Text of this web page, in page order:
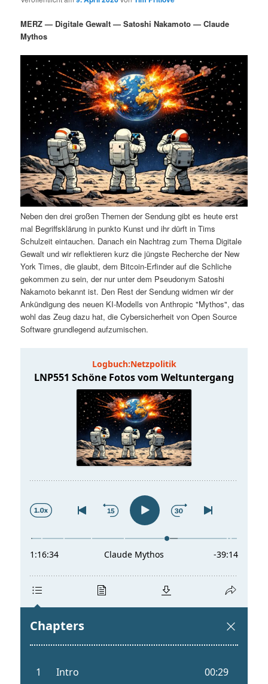
m
r
n
I
n
h
a
l
t
s
p
n
u
d
r
e
n
I
n
h
a
l
t
g
e
n
n
a
MERZ — Digitale Gewalt — Satoshi Nakamoto — Claude
Mythos
Neben den drei großen Themen der Sendung gibt es heute erst
mal Begriffsklärung in punkto Kunst und ihr dürft in Tims
Schulzeit eintauchen. Danach ein Nachtrag zum Thema Digitale
Gewalt und wir reflektieren kurz die jüngste Recherche der New
York Times, die glaubt, dem Bitcoin-Erfinder auf die Schliche
gekommen zu sein, der nur unter dem Pseudonym Satoshi
Nakamoto bekannt ist. Den Rest der Sendung widmen wir der
Ankündigung des neuen KI-Modells von Anthropic "Mythos", das
wohl das Zeug dazu hat, die Cybersicherheit von Open Source
Software grundlegend aufzumischen.